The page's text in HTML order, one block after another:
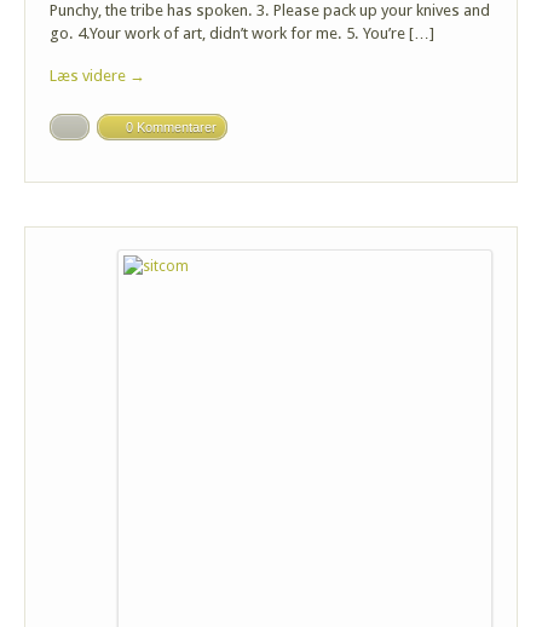
Punchy, the tribe has spoken. 3. Please pack up your knives and
go. 4.Your work of art, didn’t work for me. 5. You’re […]
Læs videre →
0 Kommentarer